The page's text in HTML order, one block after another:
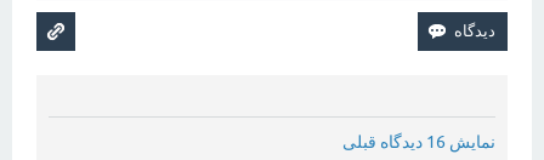
نمایش 16 دیدگاه قبلی